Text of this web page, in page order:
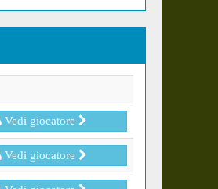
Vedi giocatore
Vedi giocatore